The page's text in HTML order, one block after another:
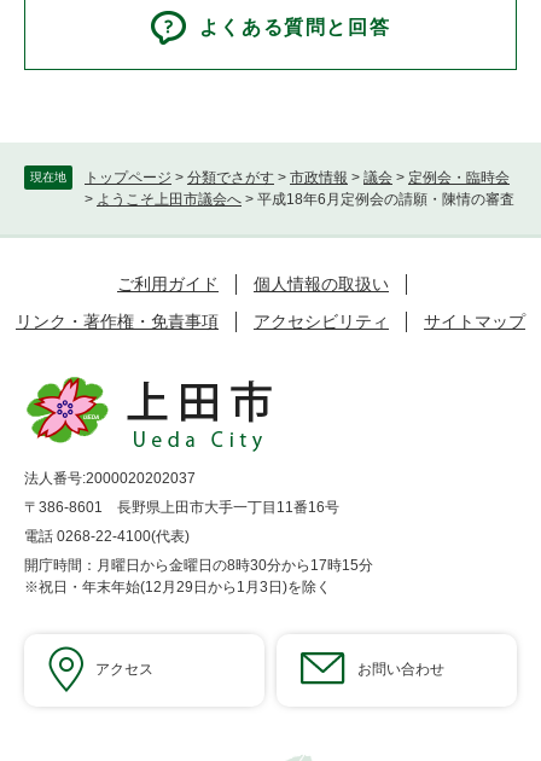
現在地 トップページ > 分類でさがす > 市政情報 > 議会 > 定例会・臨時会
> ようこそ上田市議会へ > 平成18年6月定例会の請願・陳情の審査
よくある質問と回答
ご利用ガイド
個人情報の取扱い
リンク・著作権・免責事項
アクセシビリティ サイトマップ
法人番号:2000020202037
〒386-8601 長野県上田市大手一丁目11番16号
電話 0268-22-4100(代表)
開庁時間：月曜日から金曜日の8時30分から17時15分
※祝日・年末年始(12月29日から1月3日)を除く
アクセス お問い合わせ